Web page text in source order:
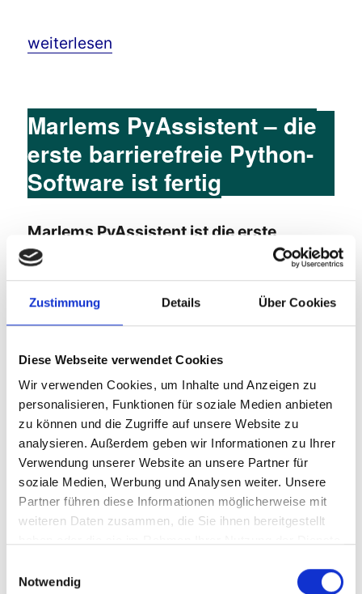
Zustimmung Details Über Cookies
Diese Webseite verwendet Cookies
Wir verwenden Cookies, um Inhalte und Anzeigen zu
personalisieren, Funktionen für soziale Medien anbieten
zu können und die Zugriffe auf unsere Website zu
analysieren. Außerdem geben wir Informationen zu Ihrer
Verwendung unserer Website an unsere Partner für
soziale Medien, Werbung und Analysen weiter. Unsere
Partner führen diese Informationen möglicherweise mit
weiteren Daten zusammen, die Sie ihnen bereitgestellt
Notwendig
„Barrierefreie Softwareentwicklung mit Java,
weiterlesen
Marlems PyAssistent – die
erste barrierefreie Python-
Software ist fertig
Marlems PyAssistent ist die erste
barrierefreie Software, entwickelt mit der
Programmiersprache Python, die
kostenlos heruntergeladen werden
Warum wurde Marlems
PyAssistent entwickelt
Das öffnen desBrowser, dass eingeben
einer Webadresse und das bestätigen der
Einschränkung anstrengend und kostet